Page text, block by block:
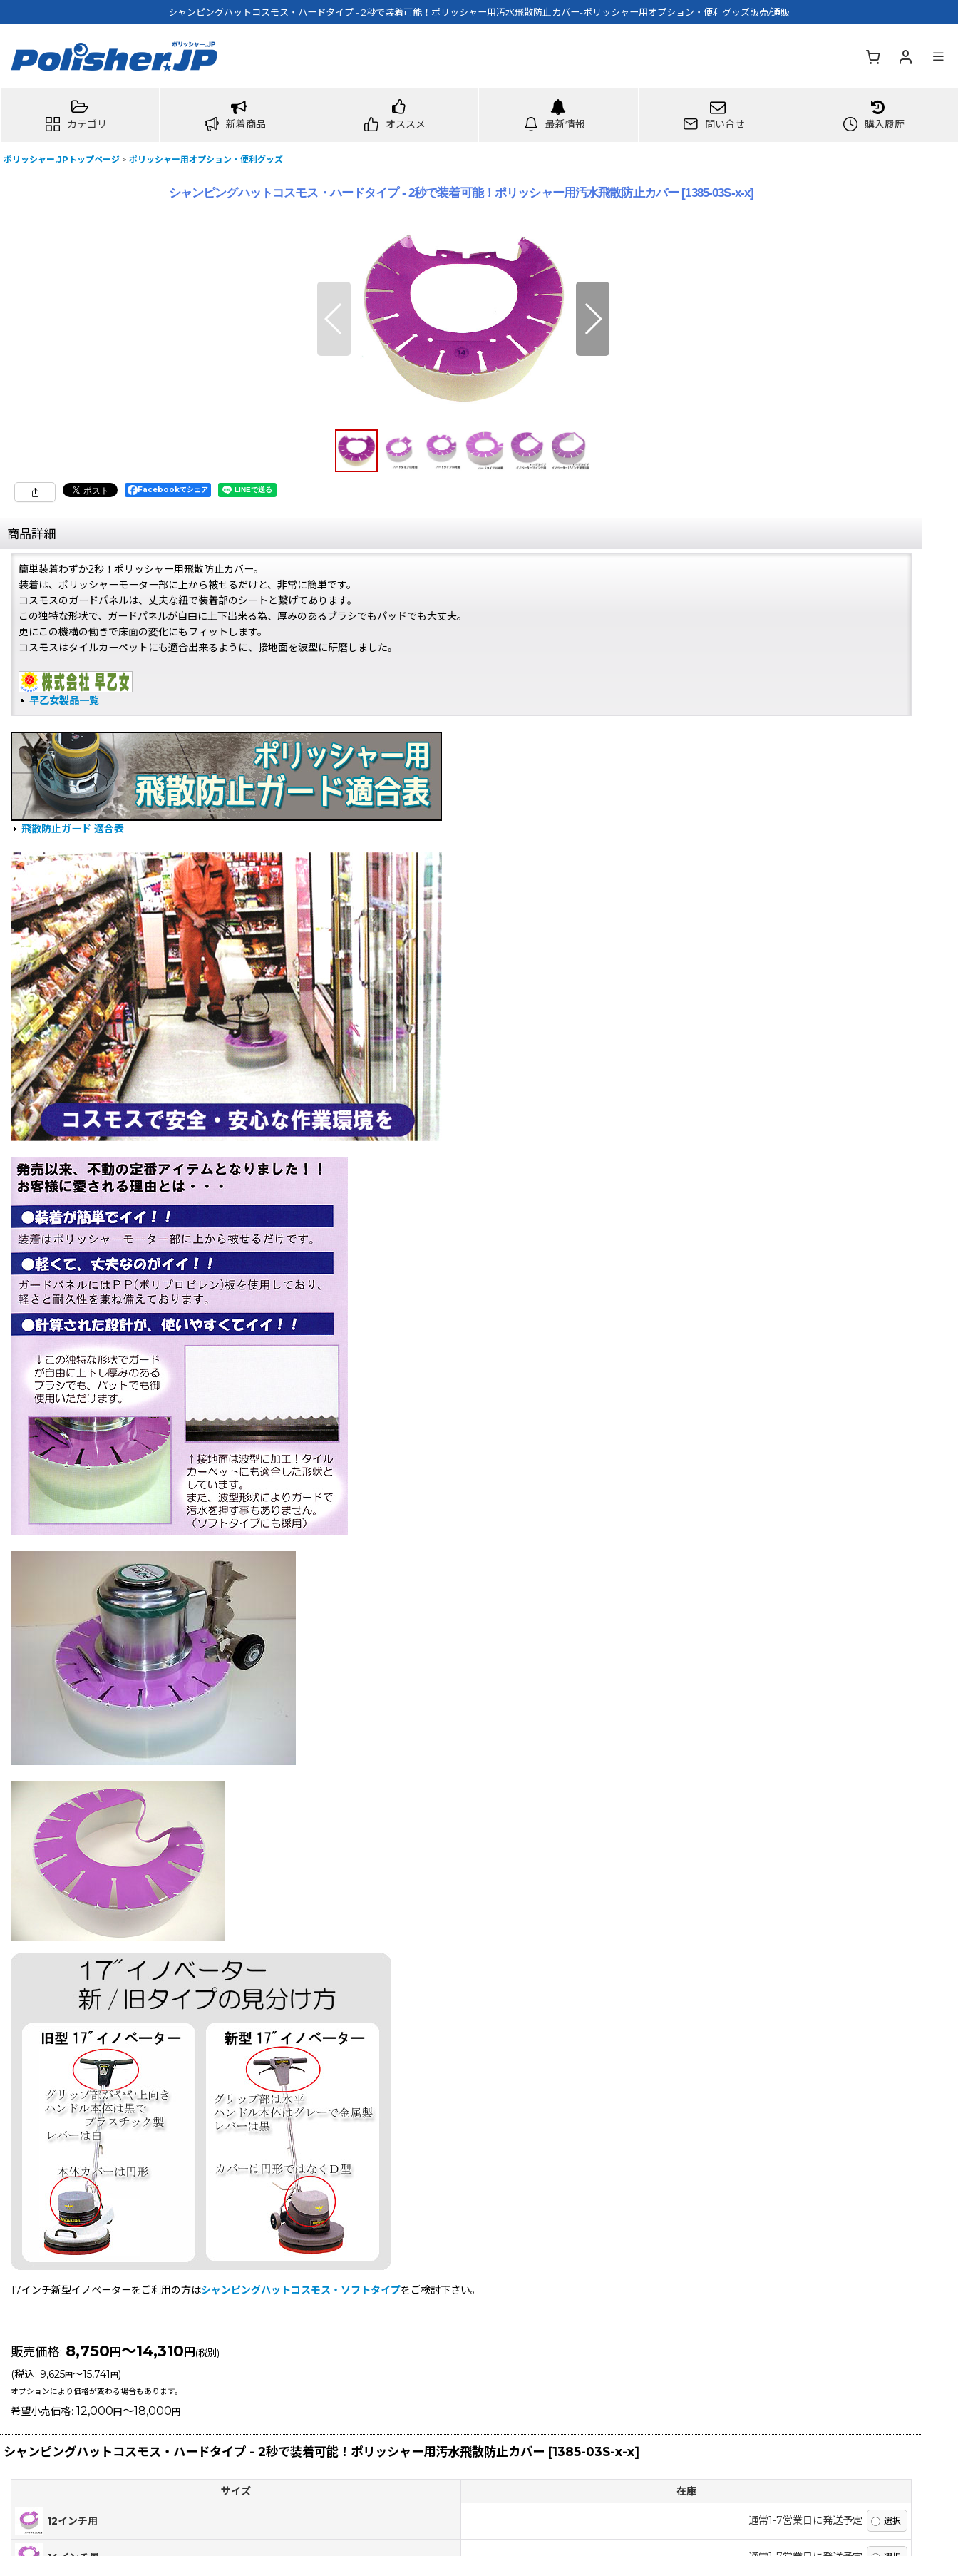
シャンピングハットコスモス・ハードタイプ - 2秒で装着可能！ポリッシャー用汚水飛散防止カバー-ポリッシャー用オプション・便利グッズ販売/通販
カテゴリ 新着商品 オススメ 最新情報 問い合せ 購入履歴
ポリッシャー.JPトップページ > ポリッシャー用オプション・便利グッズ
シャンピングハットコスモス・ハードタイプ - 2秒で装着可能！ポリッシャー用汚水飛散防止カバー [1385-03S-x-x]
Facebookでシェア
商品詳細
簡単装着わずか2秒！ポリッシャー用飛散防止カバー。
装着は、ポリッシャーモーター部に上から被せるだけと、非常に簡単です。
コスモスのガードパネルは、丈夫な紐で装着部のシートと繋げてあります。
この独特な形状で、ガードパネルが自由に上下出来る為、厚みのあるブラシでもパッドでも大丈夫。
更にこの機構の働きで床面の変化にもフィットします。
コスモスはタイルカーペットにも適合出来るように、接地面を波型に研磨しました。
早乙女製品一覧
飛散防止ガード 適合表
17インチ新型イノベーターをご利用の方はシャンピングハットコスモス・ソフトタイプをご検討下さい。
販売価格: 8,750円～14,310円(税別)
(税込: 9,625円～15,741円)
オプションにより価格が変わる場合もあります。
希望小売価格: 12,000円～18,000円
シャンピングハットコスモス・ハードタイプ - 2秒で装着可能！ポリッシャー用汚水飛散防止カバー [1385-03S-x-x]
サイズ 在庫
12インチ用 通常1-7営業日に発送予定